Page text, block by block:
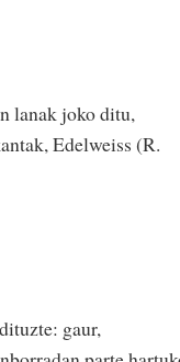
lanak joko ditu,
Edelweiss (R.
gaur,